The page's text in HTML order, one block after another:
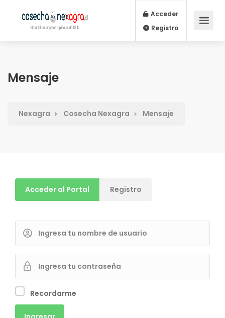
Acceder
Registro
Mensaje
Nexagra Cosecha Nexagra Mensaje
Acceder al Portal Registro
Recordarme